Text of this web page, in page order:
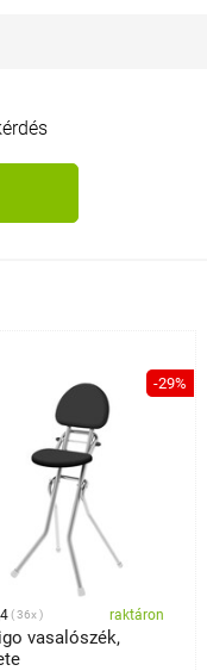
-29%
36x raktáron
vasalószék,